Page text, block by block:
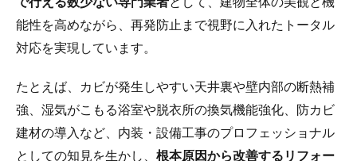
で行える数少ない専門業者として、建物全体の美観と機
能性を高めながら、再発防止まで視野に入れたトータル
対応を実現しています。
たとえば、カビが発生しやすい天井裏や壁内部の断熱補
強、湿気がこもる浴室や脱衣所の換気機能強化、防カビ
建材の導入など、内装・設備工事のプロフェッショナル
としての知見を生かし、 根本原因から改善するリフォー